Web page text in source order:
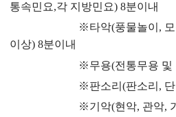
통속민요,각 지방민요) 8분이내
※타악(풍물놀이 ,
이상) 8분이내
※무용(전통무용 및
※판소리 (판소리 ,
※기악(현악, 관악,